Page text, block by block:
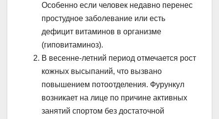
Особенно если человек недавно перенес
простудное заболевание или есть
дефицит витаминов в организме
(гиповитаминоз).
В весенне-летний период отмечается рост
кожных высыпаний, что вызвано
повышением потоотделения. Фурункул
возникает на лице по причине активных
занятий спортом без достаточной